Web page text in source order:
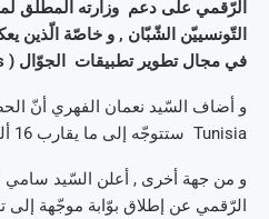
الرّقمي على دعم وزارته المطلق
التّونسييّن الشّبّان , و خاصّة الّذين
في مجال تطوير تطبيقات الجوّال ( applications mobiles ) .
Tunisia ستتوجّه إلى ما يقارب 16 ألف شابّ .
و من جهة أخرى , أعلن السّيد سامي
الرّقمي عن إطلاق بوّابة موجّهة إلى